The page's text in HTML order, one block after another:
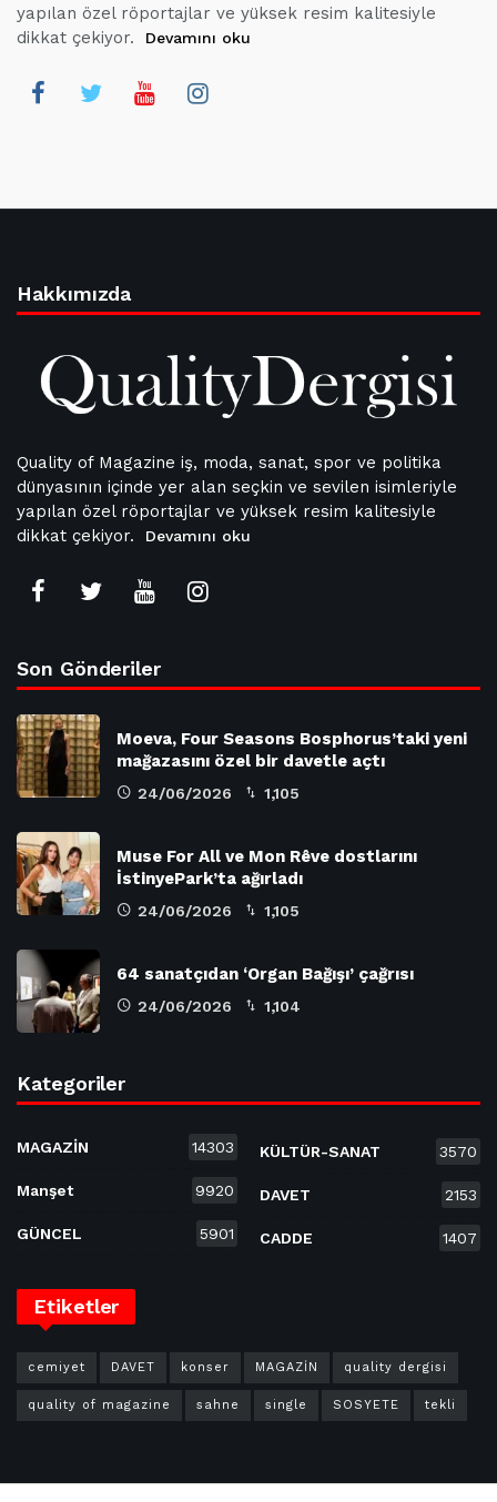
yapılan özel röportajlar ve yüksek resim kalitesiyle
dikkat çekiyor.
Devamını oku
Hakkımızda
Quality of Magazine iş, moda, sanat, spor ve politika
dünyasının içinde yer alan seçkin ve sevilen isimleriyle
yapılan özel röportajlar ve yüksek resim kalitesiyle
dikkat çekiyor.
Devamını oku
Son Gönderiler
Moeva, Four Seasons Bosphorus’taki yeni
mağazasını özel bir davetle açtı
24/06/2026 1,105
Muse For All ve Mon Rêve dostlarını
İstinyePark’ta ağırladı
24/06/2026 1,105
64 sanatçıdan ‘Organ Bağışı’ çağrısı
24/06/2026 1,104
Kategoriler
MAGAZİN 14303
Manşet 9920
GÜNCEL 5901
KÜLTÜR-SANAT 3570
DAVET 2153
CADDE 1407
Etiketler
cemiyet DAVET konser MAGAZİN quality dergisi
quality of magazine sahne single SOSYETE tekli